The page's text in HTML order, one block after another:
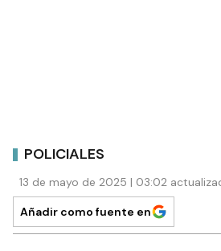
POLICIALES
13 de mayo de 2025 | 03:02
Añadir como fuente en